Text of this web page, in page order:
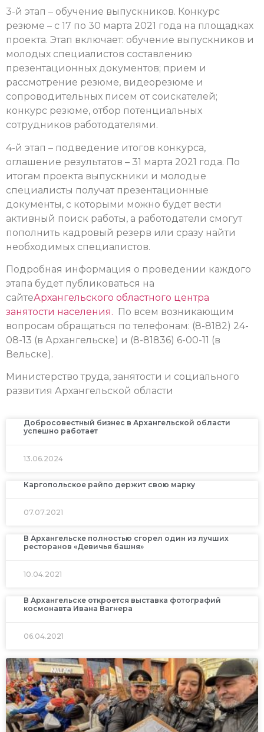
3-й этап – обучение выпускников. Конкурс
резюме – с 17 по 30 марта 2021 года на площадках
проекта. Этап включает: обучение выпускников и
молодых специалистов составлению
презентационных документов; прием и
рассмотрение резюме, видеорезюме и
сопроводительных писем от соискателей;
конкурс резюме, отбор потенциальных
сотрудников работодателями.
4-й этап – подведение итогов конкурса,
оглашение результатов – 31 марта 2021 года. По
итогам проекта выпускники и молодые
специалисты получат презентационные
документы, с которыми можно будет вести
активный поиск работы, а работодатели смогут
пополнить кадровый резерв или сразу найти
необходимых специалистов.
Подробная информация о проведении каждого
этапа будет публиковаться на
сайтеАрхангельского областного центра
занятости населения. По всем возникающим
вопросам обращаться по телефонам: (8-8182) 24-
08-13 (в Архангельске) и (8-81836) 6-00-11 (в
Вельске).
Министерство труда, занятости и социального
развития Архангельской области
Добросовестный бизнес в Архангельской области
успешно работает
13.06.2024
Каргопольское райпо держит свою марку
07.07.2021
В Архангельске полностью сгорел один из лучших
ресторанов «Девичья башня»
10.04.2021
В Архангельске откроется выставка фотографий
космонавта Ивана Вагнера
06.04.2021